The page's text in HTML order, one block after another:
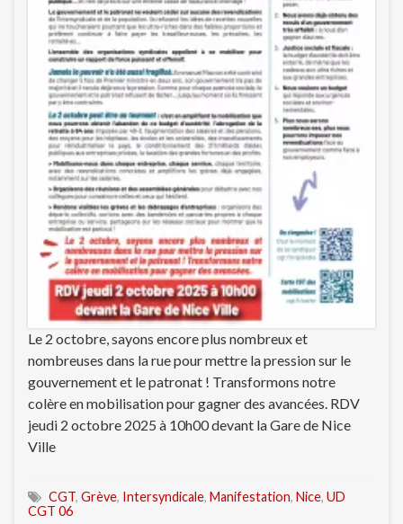
Le 2 octobre, sayons encore plus nombreux et
nombreuses dans la rue pour mettre la pression sur le
gouvernement et le patronat ! Transformons notre
colère en mobilisation pour gagner des avancées. RDV
jeudi 2 octobre 2025 à 10h00 devant la Gare de Nice
Ville
CGT, Grève, Intersyndicale, Manifestation, Nice, UD
CGT 06